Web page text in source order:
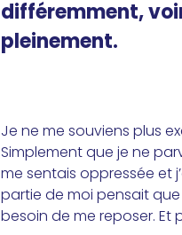
différemment,
pleinement.
Je ne me souviens plus
Simplement que je ne
me sentais oppressée et
partie de moi pensait
besoin de me reposer. Et